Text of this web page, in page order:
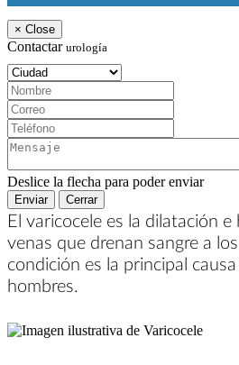
× Close
Contactar urología
Ciudad:
Nombre:
Correo:
Teléfono:
Mensaje:
Deslice la flecha para poder enviar
Enviar Cerrar
El varicocele es la dilatación
venas que drenan sangre a
condición es la principal
hombres.